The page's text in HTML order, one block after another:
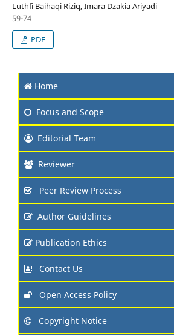
Luthfi Baihaqi Riziq, Imara Dzakia Ariyadi
59-74
PDF
Home
Focus and Scope
Editorial Team
Reviewer
Peer Review Process
Author Guidelines
Publication Ethics
Contact Us
Open Access Policy
Copyright Notice